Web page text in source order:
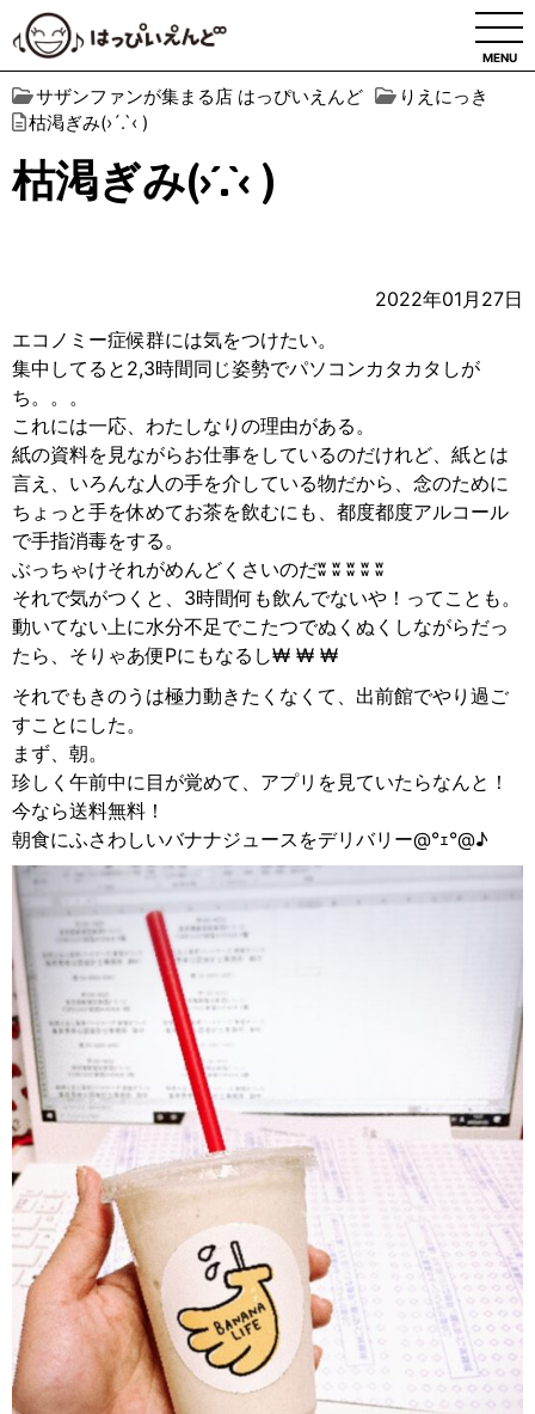
MENU
サザンファンが集まる店 はっぴいえんど
りえにっき
枯渇ぎみ(›´.`‹ )
枯渇ぎみ(›´.`‹ )
2022年01月27日
エコノミー症候群には気をつけたい。
集中してると2,3時間同じ姿勢でパソコンカタカタしが
ち。。。
これには一応、わたしなりの理由がある。
紙の資料を見ながらお仕事をしているのだけれど、紙とは
言え、いろんな人の手を介している物だから、念のために
ちょっと手を休めてお茶を飲むにも、都度都度アルコール
で手指消毒をする。
ぶっちゃけそれがめんどくさいのだʬ ʬ ʬ ʬ ʬ
それで気がつくと、3時間何も飲んでないや！ってことも。
動いてない上に水分不足でこたつでぬくぬくしながらだっ
たら、そりゃあ便Pにもなるし₩ ₩ ₩
それでもきのうは極力動きたくなくて、出前館でやり過ご
すことにした。
まず、朝。
珍しく午前中に目が覚めて、アプリを見ていたらなんと！
今なら送料無料！
朝食にふさわしいバナナジュースをデリバリー@°ｪ°@♪